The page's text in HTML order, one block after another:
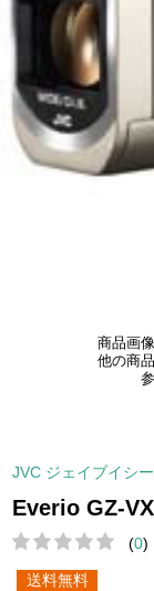
商品画
他の商
JVC ジェイブイシー
Everio GZ-
(0)
送料無料